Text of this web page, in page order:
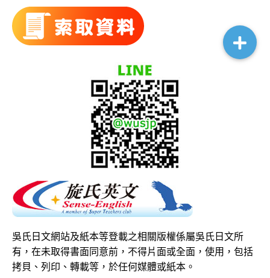
吳氏日文網站及紙本等登載之相關版權係屬吳氏日文所
有，在未取得書面同意前，不得片面或全面，使用，包括
拷貝、列印、轉載等，於任何媒體或紙本。